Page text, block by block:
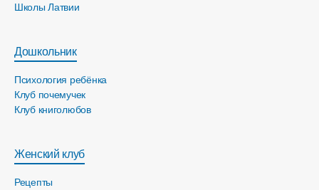
Школы Латвии
Дошкольник
Психология ребёнка
Клуб почемучек
Клуб книголюбов
Женский клуб
Рецепты